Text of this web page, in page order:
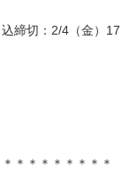
切：2/4（金）17
＊＊＊＊＊＊＊＊